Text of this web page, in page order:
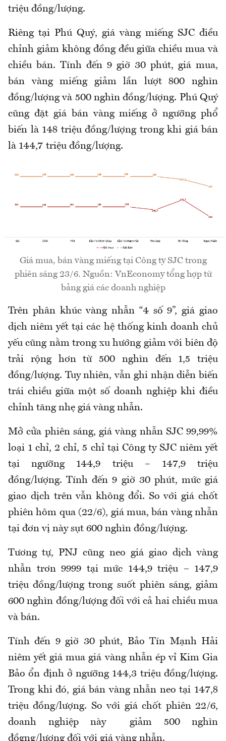
triệu đồng/lượng.
Riêng tại Phú Quý, giá vàng miếng SJC điều
chỉnh giảm không đồng đều giữa chiều mua và
chiều bán. Tính đến 9 giờ 30 phút, giá mua,
bán vàng miếng giảm lần lượt 800 nghìn
đồng/lượng và 500 nghìn đồng/lượng. Phú Quý
cũng đặt giá bán vàng miếng ở ngưỡng phổ
biến là 148 triệu đồng/lượng trong khi giá bán
là 144,7 triệu đồng/lượng.
Giá mua, bán vàng miếng tại Công ty SJC trong
phiên sáng 23/6. Nguồn: VnEconomy tổng hợp từ
bảng giá các doanh nghiệp
Trên phân khúc vàng nhẫn “4 số 9”, giá giao
dịch niêm yết tại các hệ thống kinh doanh chủ
yếu cũng nằm trong xu hướng giảm với biên độ
trải rộng hơn từ 500 nghìn đến 1,5 triệu
đồng/lượng. Tuy nhiên, vẫn ghi nhận diễn biến
trái chiều giữa một số doanh nghiệp khi điều
chỉnh tăng nhẹ giá vàng nhẫn.
Mở cửa phiên sáng, giá vàng nhẫn SJC 99,99%
loại 1 chỉ, 2 chỉ, 5 chỉ tại Công ty SJC niêm yết
tại ngưỡng 144,9 triệu – 147,9 triệu
đồng/lượng. Tính đến 9 giờ 30 phút, mức giá
giao dịch trên vẫn không đổi. So với giá chốt
phiên hôm qua (22/6), giá mua, bán vàng nhẫn
tại đơn vị này sụt 600 nghìn đồng/lượng.
Tương tự, PNJ cũng neo giá giao dịch vàng
nhẫn trơn 9999 tại mức 144,9 triệu – 147,9
triệu đồng/lượng trong suốt phiên sáng, giảm
600 nghìn đồng/lượng đối với cả hai chiều mua
và bán.
Tính đến 9 giờ 30 phút, Bảo Tín Mạnh Hải
niêm yết giá mua giá vàng nhẫn ép vỉ Kim Gia
Bảo ổn định ở ngưỡng 144,3 triệu đồng/lượng.
Trong khi đó, giá bán vàng nhẫn neo tại 147,8
triệu đồng/lượng. So với giá chốt phiên 22/6,
doanh nghiệp này giảm 500 nghìn
đồgng/lượng đối với giá vàng nhẫn.